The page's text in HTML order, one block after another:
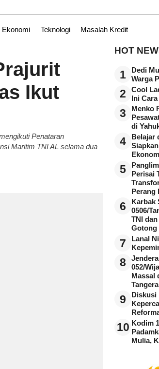
Ekonomi Teknologi Masalah Kredit
Ikut
Penataran
Maritim TNI AL selama dua
HOT
1
Dedi
Warga
2
Cool
Ini
3
Menko
di
4
Belajar
5
Perisai
Perang
6
Karbak
0506/
TNI
Gotong
7
Lanal
8
052/
Massal
9
10 Kodim
Mulia,